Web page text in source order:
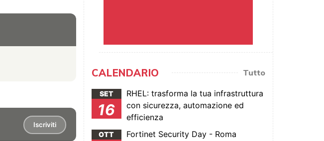
Iscriviti
CALENDARIO Tutto
SET
16
RHEL: trasforma la tua infrastruttura
con sicurezza, automazione ed
efficienza
OTT Fortinet Security Day - Roma